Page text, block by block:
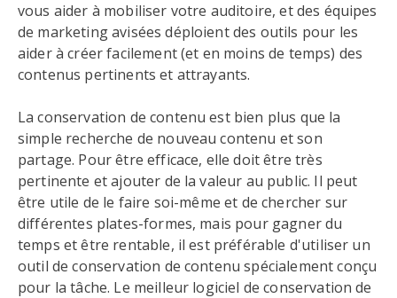
vous aider à mobiliser votre auditoire, et des équipes
de marketing avisées déploient des outils pour les
aider à créer facilement (et en moins de temps) des
contenus pertinents et attrayants.
La conservation de contenu est bien plus que la
simple recherche de nouveau contenu et son
partage. Pour être efficace, elle doit être très
pertinente et ajouter de la valeur au public. Il peut
être utile de le faire soi-même et de chercher sur
différentes plates-formes, mais pour gagner du
temps et être rentable, il est préférable d'utiliser un
outil de conservation de contenu spécialement conçu
pour la tâche. Le meilleur logiciel de conservation de